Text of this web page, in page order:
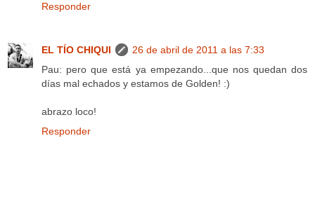
Responder
EL TÍO CHIQUI
26 de abril de 2011 a las 7:33
Pau: pero que está ya empezando...que nos quedan dos
días mal echados y estamos de Golden! :)
abrazo loco!
Responder